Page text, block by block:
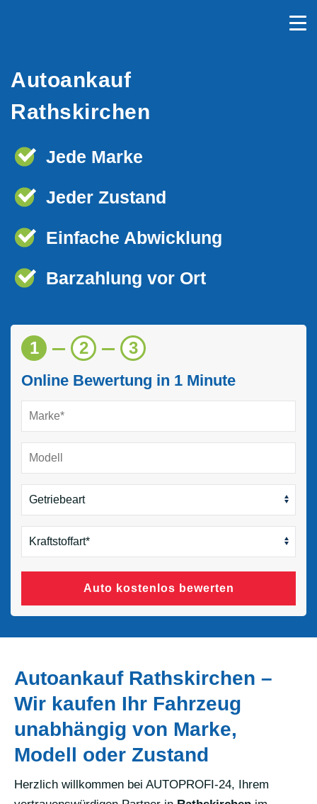
Autoankauf
Rathskirchen
Jede Marke
Jeder Zustand
Einfache Abwicklung
Barzahlung vor Ort
1 2 3
Online Bewertung in 1 Minute
Auto kostenlos bewerten
Autoankauf Rathskirchen –
Wir kaufen Ihr Fahrzeug
unabhängig von Marke,
Modell oder Zustand
Herzlich willkommen bei AUTOPROFI-24, Ihrem